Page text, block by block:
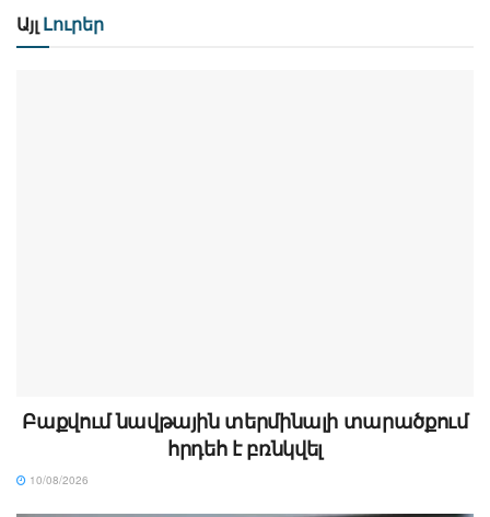
Այլ Լուրեր
Բաքվում նավթային տերմինալի տարածքում
հրդեհ է բռնկվել
10/08/2026